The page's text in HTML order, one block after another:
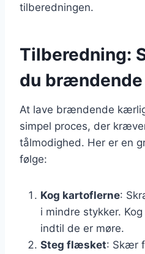
tilberedningen.
Tilberedning:
du
At lave brændende
simpel proces, der
tålmodighed. Her er en
følge:
Kog kartoflerne:
i mindre stykker.
indtil de er møre.
Steg flæsket: Skær